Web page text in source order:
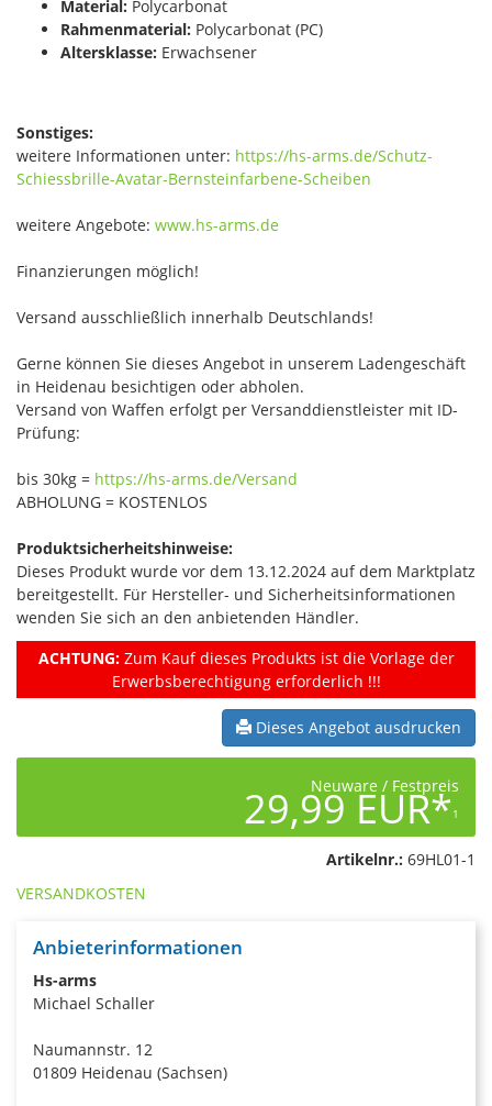
Material: Polycarbonat
Rahmenmaterial: Polycarbonat (PC)
Altersklasse: Erwachsener
Sonstiges:
weitere Informationen unter: https://hs-arms.de/Schutz-
Schiessbrille-Avatar-Bernsteinfarbene-Scheiben
weitere Angebote: www.hs-arms.de
Finanzierungen möglich!
Versand ausschließlich innerhalb Deutschlands!
Gerne können Sie dieses Angebot in unserem Ladengeschäft
in Heidenau besichtigen oder abholen.
Versand von Waffen erfolgt per Versanddienstleister mit ID-
Prüfung:
bis 30kg = https://hs-arms.de/Versand
ABHOLUNG = KOSTENLOS
Produktsicherheitshinweise:
Dieses Produkt wurde vor dem 13.12.2024 auf dem Marktplatz
bereitgestellt. Für Hersteller- und Sicherheitsinformationen
wenden Sie sich an den anbietenden Händler.
ACHTUNG:Zum Kauf dieses Produkts ist die Vorlage der
Erwerbsberechtigung erforderlich !!!
Dieses Angebot ausdrucken
Neuware / Festpreis
29,99 EUR*1
Artikelnr.: 69HL01-1
VERSANDKOSTEN
Anbieterinformationen
Hs-arms
Michael Schaller
Naumannstr. 12
01809 Heidenau (Sachsen)